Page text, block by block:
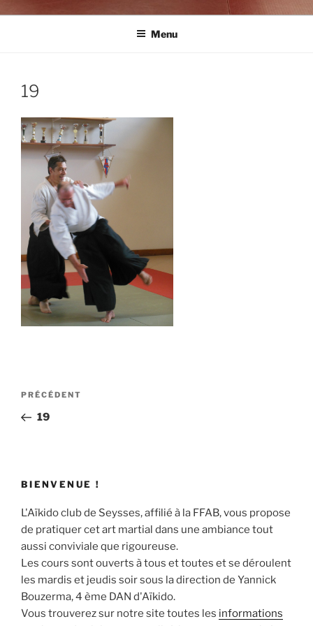
Menu
19
Navigation
l’article
Article
précédent
PRÉCÉDENT
19
BIENVENUE !
L'Aïkido club de Seysses, affilié à la FFAB, vous propose
de pratiquer cet art martial dans une ambiance tout
aussi conviviale que rigoureuse.
Les cours sont ouverts à tous et toutes et se déroulent
les mardis et jeudis soir sous la direction de Yannick
Bouzerma, 4 ème DAN d'Aïkido.
Vous trouverez sur notre site toutes les informations